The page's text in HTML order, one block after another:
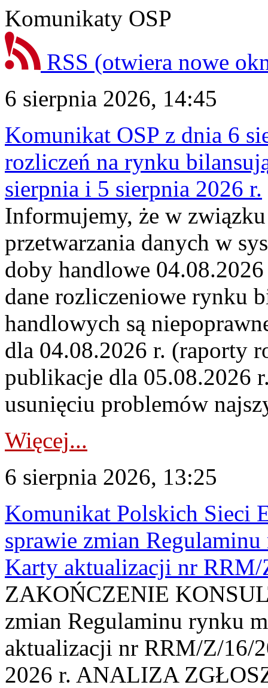
Komunikaty OSP
RSS (otwiera nowe
6 sierpnia 2026, 14:45
Komunikat OSP z dnia 6
rozliczeń na rynku
sierpnia i 5 sierpnia 2026 r.
Informujemy, że w
przetwarzania danych w
doby handlowe
dane rozliczeniowe rynku
handlowych są
dla 04.08.2026 r. (raporty
publikacje dla 05.08.2026
usunięciu problemów
Więcej...
6 sierpnia 2026, 13:25
Komunikat Polskich Sieci
sprawie zmian
Karty aktualizacji nr
ZAKOŃCZENIE
zmian Regulaminu rynku
aktualizacji nr RRM/Z/16/
2026 r. ANALIZA